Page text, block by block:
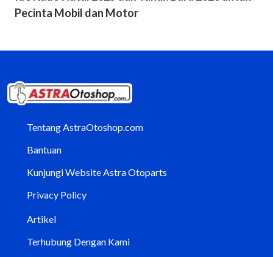
Pecinta Mobil dan Motor
Tentang AstraOtoshop.com
Bantuan
Kunjungi Website Astra Otoparts
Privacy Policy
Artikel
Terhubung Dengan Kami